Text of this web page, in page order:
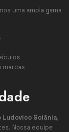
uma ampla gama
marcas
Ludovico Goiânia,
Nossa equipe